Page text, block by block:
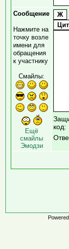
Сообщение
Нажмите на
точку возле
имени для
обращения
к участнику
Смайлы:
Ещё
смайлы
Эмодзи
код: